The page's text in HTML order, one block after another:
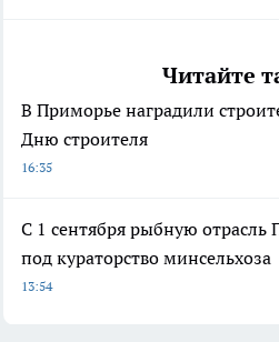
Читайте
В Приморье наградили
Дню строителя
16:35
С 1 сентября рыбную отрасль
под кураторство минсельхоза
13:54